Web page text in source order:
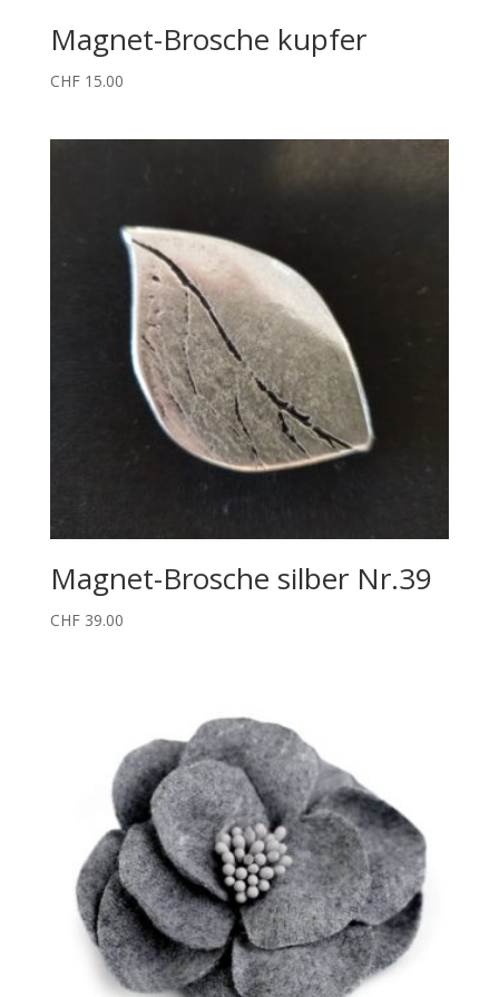
Magnet-Brosche kupfer
CHF15.00
Magnet-Brosche silber Nr.39
CHF39.00